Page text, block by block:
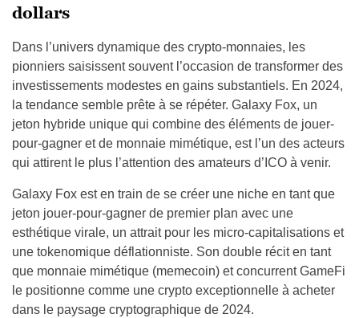
dollars
Dans l’univers dynamique des crypto-monnaies, les
pionniers saisissent souvent l’occasion de transformer des
investissements modestes en gains substantiels. En 2024,
la tendance semble prête à se répéter. Galaxy Fox, un
jeton hybride unique qui combine des éléments de jouer-
pour-gagner et de monnaie mimétique, est l’un des acteurs
qui attirent le plus l’attention des amateurs d’ICO à venir.
Galaxy Fox est en train de se créer une niche en tant que
jeton jouer-pour-gagner de premier plan avec une
esthétique virale, un attrait pour les micro-capitalisations et
une tokenomique déflationniste. Son double récit en tant
que monnaie mimétique (memecoin) et concurrent GameFi
le positionne comme une crypto exceptionnelle à acheter
dans le paysage cryptographique de 2024.